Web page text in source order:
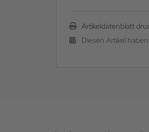
Artikeldatenblatt
Diesen Artikel